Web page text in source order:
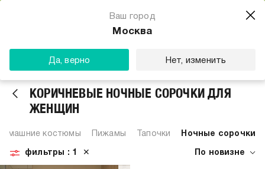
Ваш город
Москва
Да, верно Нет, изменить
КОРИЧНЕВЫЕ НОЧНЫЕ СОРОЧКИ ДЛЯ
ЖЕНЩИН
костюмы Пижамы Тапочки Ночные сорочки
По новизне
фильтры : 1 ✕
Магазин одежды для тебя